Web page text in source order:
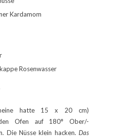
Kardamom
Rosenwasser
hatte 15 x 20 cm)
Ofen auf 180° Ober/-
Die Nüsse klein hacken. Das